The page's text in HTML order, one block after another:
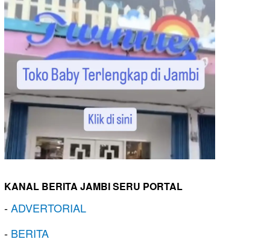
KANAL BERITA JAMBI SERU PORTAL
-ADVERTORIAL
- BERITA